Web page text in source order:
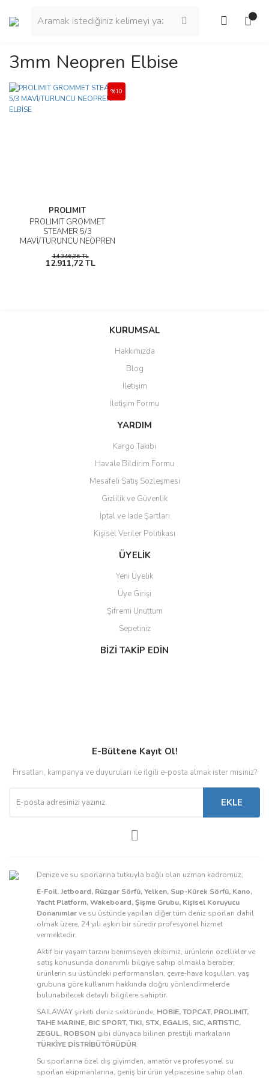
3mm Neopren Elbise
PROLIMIT
PROLIMIT GROMMET
STEAMER 5/3
MAVİ/TURUNCU NEOPREN
%10
14.346,36 TL
12.911,72 TL
KURUMSAL
Hakkımızda
Blog
İletişim
İletişim Formu
YARDIM
Kargo Takibi
Havale Bildirim Formu
Mesafeli Satış Sözleşmesi
Gizlilik ve Güvenlik
İptal ve İade Şartları
Kişisel Veriler Politikası
ÜYELİK
Yeni Üyelik
Üye Girişi
Şifremi Unuttum
Sepetiniz
BİZİ TAKİP EDİN
E-Bültene Kayıt Ol!
Fırsatları, kampanya ve duyuruları ile ilgili e-posta almak ister misiniz?
EKLE
Denize ve su sporlarına tutkuyla bağlı olan uzman kadromuz;
E-Foil, Jetboard, Rüzgar Sörfü, Yelken, Sup-Kürek Sörfü, Kano,
Yacht Platform, Wakeboard, Şişme Grubu, Kişisel Koruyucu
Donanımlarve su üstünde yapılan diğer tüm deniz sporları dahil
olmak üzere, 24 yılı aşkın bir süredir profesyonel hizmet
vermektedir.
Aktif bir yaşam tarzını benimseyen ekibimiz, ürünlerin özellikler ve
satış konusunda donanımlı bilgiye sahip olmakla beraber,
ürünlerin su üstündeki performansları, çevre-hava koşulları, yaş
grubuna göre kullanım hakkında doğru yönlendirmelerde
bulunabilecek detaylı bilgilere sahiptir.
SAILAWAY şirketi deniz sektöründe, HOBIE, TOPCAT, PROLIMIT,
TAHE MARINE, BIC SPORT, TIKI, STX, EGALIS, SIC, ARTISTIC,
ZEGUL, ROBSON gibi dünyaca bilinen prestijli markaların
TÜRKİYE DİSTRİBÜTÖRÜDÜR.
Su sporlarına özel dış giyimden, amatör ve profesyonel su
sporları ekipmanlarına, geniş bir ürün yelpazesine sahip olan